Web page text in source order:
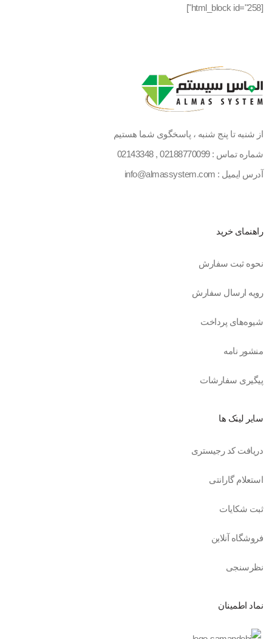
[html_block id="258"]
از شنبه تا پنج شنبه ، پاسخگوی شما هستیم
شماره تماس :02188770099
,
02143348
آدرس ایمیل : info@almassystem.com
راهنمای خرید
نحوه ثبت سفارش
رویه ارسال سفارش
شیوه‌های پرداخت
منشور نامه
پیگیری سفارشات
سایر لینک ها
دریافت کد رجیستری
استعلام گارانتی
ثبت شکایات
فروشگاه آنلاین
نظرسنجی
نماد اطمینان